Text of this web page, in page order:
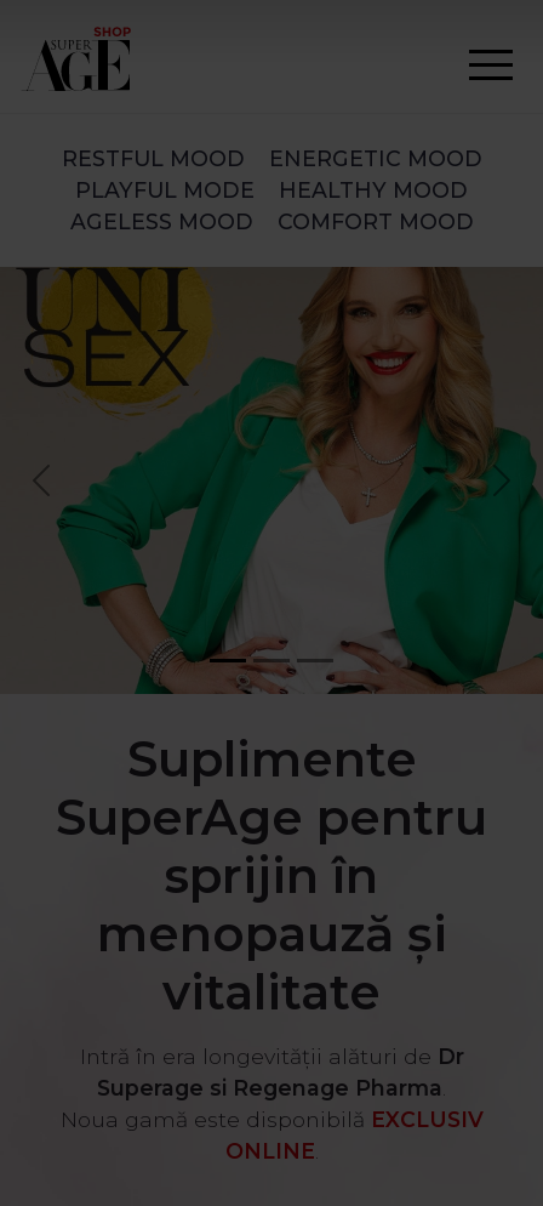
RESTFUL MOOD
ENERGETIC MOOD
PLAYFUL MODE
HEALTHY MOOD
AGELESS MOOD
COMFORT MOOD
Previous
Suplimente
SuperAge pentru
sprijin în
menopauză și
vitalitate
Intră în era longevității alături de Dr
Superage si Regenage Pharma
Noua gamă este disponibilă EXCLUSIV
ONLINE